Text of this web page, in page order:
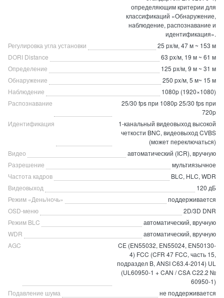
определяющим критерии для
классификаций «Обнаружение,
наблюдение, распознавание и
идентификация».
Регулировка угла установки
25 px/м, 47 м ~ 153 м
DORI Distance
63 px/м, 19 м ~ 61 м
Определение
125 px/м, 9 м ~ 31 м
Обнаружение
250 px/м, 5 м~ 15 м
Наблюдение
1080p (1920×1080)
Распознавание
25/30 fps при 1080p 25/30 fps при
720p
Идентификация
1-канальный видеовыход высокой
четкости BNC, видеовыход CVBS
(может переключаться)
Видео
автоматический (ICR), вручную
Разрешение
мультиязычное
Частота кадров
BLC, HLC, WDR
Видеовыход
120 дБ
Режим «День/ночь»
поддерживается
OSD-меню
2D/3D DNR
Режим BLC
автоматический, вручную
WDR
автоматический, вручную
AGC
CE (EN55032, EN55024, EN50130-
4) FCC (CFR 47 FCC, часть 15,
подраздел B, ANSI C63.4-2014) UL
(UL60950-1 + CAN / CSA C22.2 №
60950-1)
Подавление шума
не поддерживается